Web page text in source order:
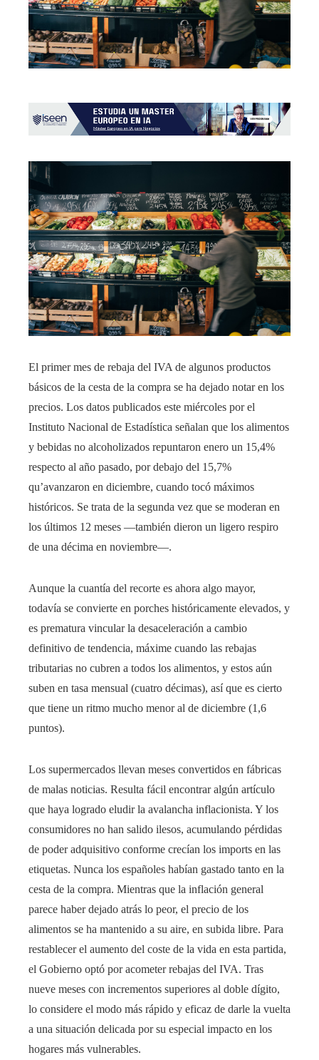
El primer mes de rebaja del IVA de algunos productos
básicos de la cesta de la compra se ha dejado notar en los
precios. Los datos publicados este miércoles por el
Instituto Nacional de Estadística señalan que los alimentos
y bebidas no alcoholizados repuntaron enero un 15,4%
respecto al año pasado, por debajo del 15,7%
qu’avanzaron en diciembre, cuando tocó máximos
históricos. Se trata de la segunda vez que se moderan en
los últimos 12 meses —también dieron un ligero respiro
de una décima en noviembre—.
Aunque la cuantía del recorte es ahora algo mayor,
todavía se convierte en porches históricamente elevados, y
es prematura vincular la desaceleración a cambio
definitivo de tendencia, máxime cuando las rebajas
tributarias no cubren a todos los alimentos, y estos aún
suben en tasa mensual (cuatro décimas), así que es cierto
que tiene un ritmo mucho menor al de diciembre (1,6
puntos).
Los supermercados llevan meses convertidos en fábricas
de malas noticias. Resulta fácil encontrar algún artículo
que haya logrado eludir la avalancha inflacionista. Y los
consumidores no han salido ilesos, acumulando pérdidas
de poder adquisitivo conforme crecían los imports en las
etiquetas. Nunca los españoles habían gastado tanto en la
cesta de la compra. Mientras que la inflación general
parece haber dejado atrás lo peor, el precio de los
alimentos se ha mantenido a su aire, en subida libre. Para
restablecer el aumento del coste de la vida en esta partida,
el Gobierno optó por acometer rebajas del IVA. Tras
nueve meses con incrementos superiores al doble dígito,
lo considere el modo más rápido y eficaz de darle la vuelta
a una situación delicada por su especial impacto en los
hogares más vulnerables.